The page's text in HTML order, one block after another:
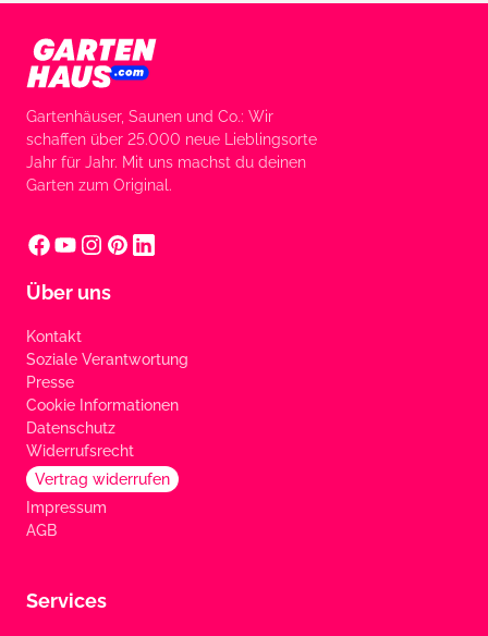
Gartenhäuser, Saunen und Co.: Wir
schaffen über 25.000 neue Lieblingsorte
Jahr für Jahr. Mit uns machst du deinen
Garten zum Original.
Über uns
Kontakt
Soziale Verantwortung
Presse
Cookie Informationen
Datenschutz
Widerrufsrecht
Vertrag widerrufen
Impressum
AGB
Services